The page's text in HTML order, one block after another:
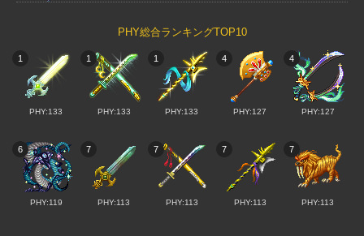
PHY総合ランキングTOP10
1
PHY:133
1
PHY:133
1
PHY:133
4
PHY:127
4
PHY:127
6
PHY:119
7
PHY:113
7
PHY:113
7
PHY:113
7
PHY:113